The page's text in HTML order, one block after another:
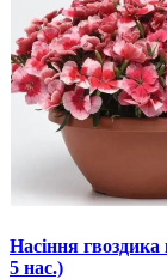
Насіння
5 нас.)